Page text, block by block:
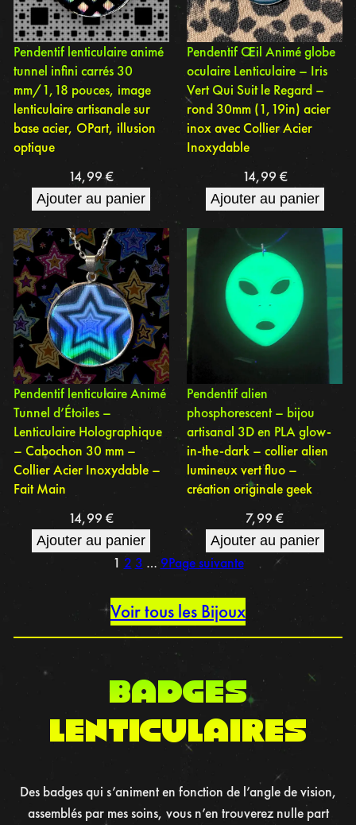
Pendentif lenticulaire animé
tunnel infini carrés 30
mm/1,18 pouces, image
lenticulaire artisanale sur
base acier, OPart, illusion
optique
14,99€
Ajouter au panier
Pendentif Œil Animé globe
oculaire Lenticulaire – Iris
Vert Qui Suit le Regard –
rond 30mm (1,19in) acier
inox avec Collier Acier
Inoxydable
14,99 €
Ajouter au panier
Pendentif lenticulaire Animé
Tunnel d’Étoiles –
Lenticulaire Holographique
– Cabochon 30 mm –
Collier Acier Inoxydable –
Fait Main
14,99€
Ajouter au panier
Pendentif alien
phosphorescent – bijou
artisanal 3D en PLA glow-
in-the-dark – collier alien
lumineux vert fluo –
création originale geek
7,99€
Ajouter au panier
1 2 3 … 9Page suivante
Voir tous les Bijoux
BADGES
LENTICULAIRES
Des badges qui s’animent en fonction de l’angle de vision,
assemblés par mes soins, vous n’en trouverez nulle part